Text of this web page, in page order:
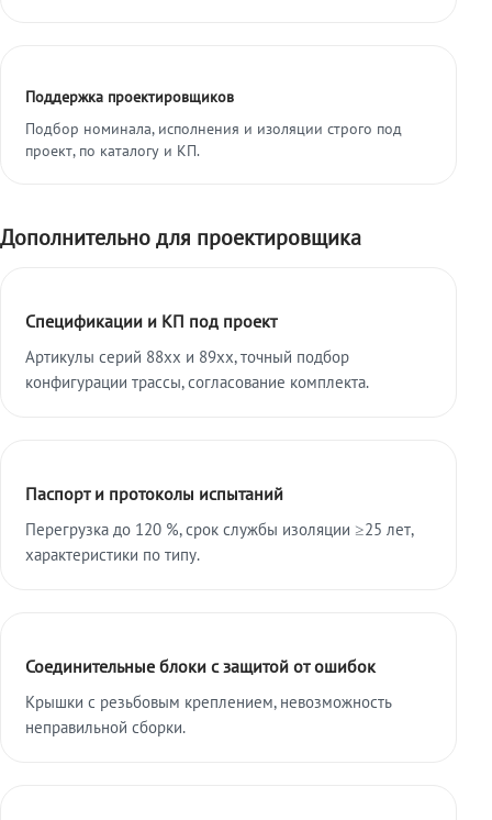
Поддержка проектировщиков
Подбор номинала, исполнения и изоляции строго под
проект, по каталогу и КП.
Дополнительно для проектировщика
Спецификации и КП под проект
Артикулы серий 88xx и 89xx, точный подбор
конфигурации трассы, согласование комплекта.
Паспорт и протоколы испытаний
Перегрузка до 120 %, срок службы изоляции ≥25 лет,
характеристики по типу.
Соединительные блоки с защитой от ошибок
Крышки с резьбовым креплением, невозможность
неправильной сборки.